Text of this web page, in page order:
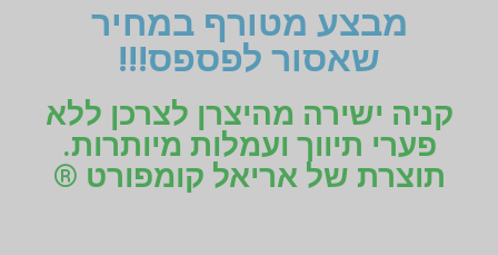
מבצע מטורף במחיר
שאסור לפספס!!!
קניה ישירה מהיצרן לצרכן ללא
פערי תיווך ועמלות מיותרות.
תוצרת של אריאל קומפורט ®